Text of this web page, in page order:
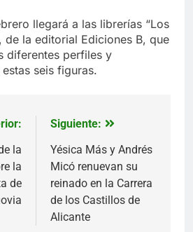
llegará a las librerías “Los
de la editorial Ediciones B, que
diferentes perfiles y
seis figuras.
la
la
de
Siguiente:
Yésica Más y Andrés
Micó renuevan su
reinado en la Carrera
de los Castillos de
Alicante